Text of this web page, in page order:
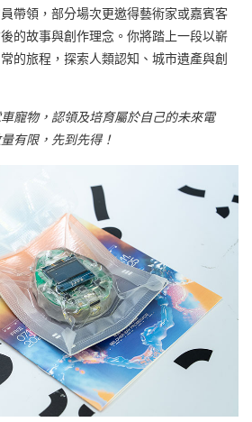
帶領，部分場次更邀得藝術家或嘉賓客
的故事與創作理念。你將踏上一段以嶄
的旅程，探索人類認知、城市遺產與創
寵物，認領及培育屬於自己的未來電
有限，先到先得！